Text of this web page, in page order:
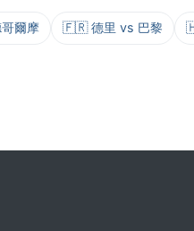
爾摩 🇫🇷 德里 vs 巴黎